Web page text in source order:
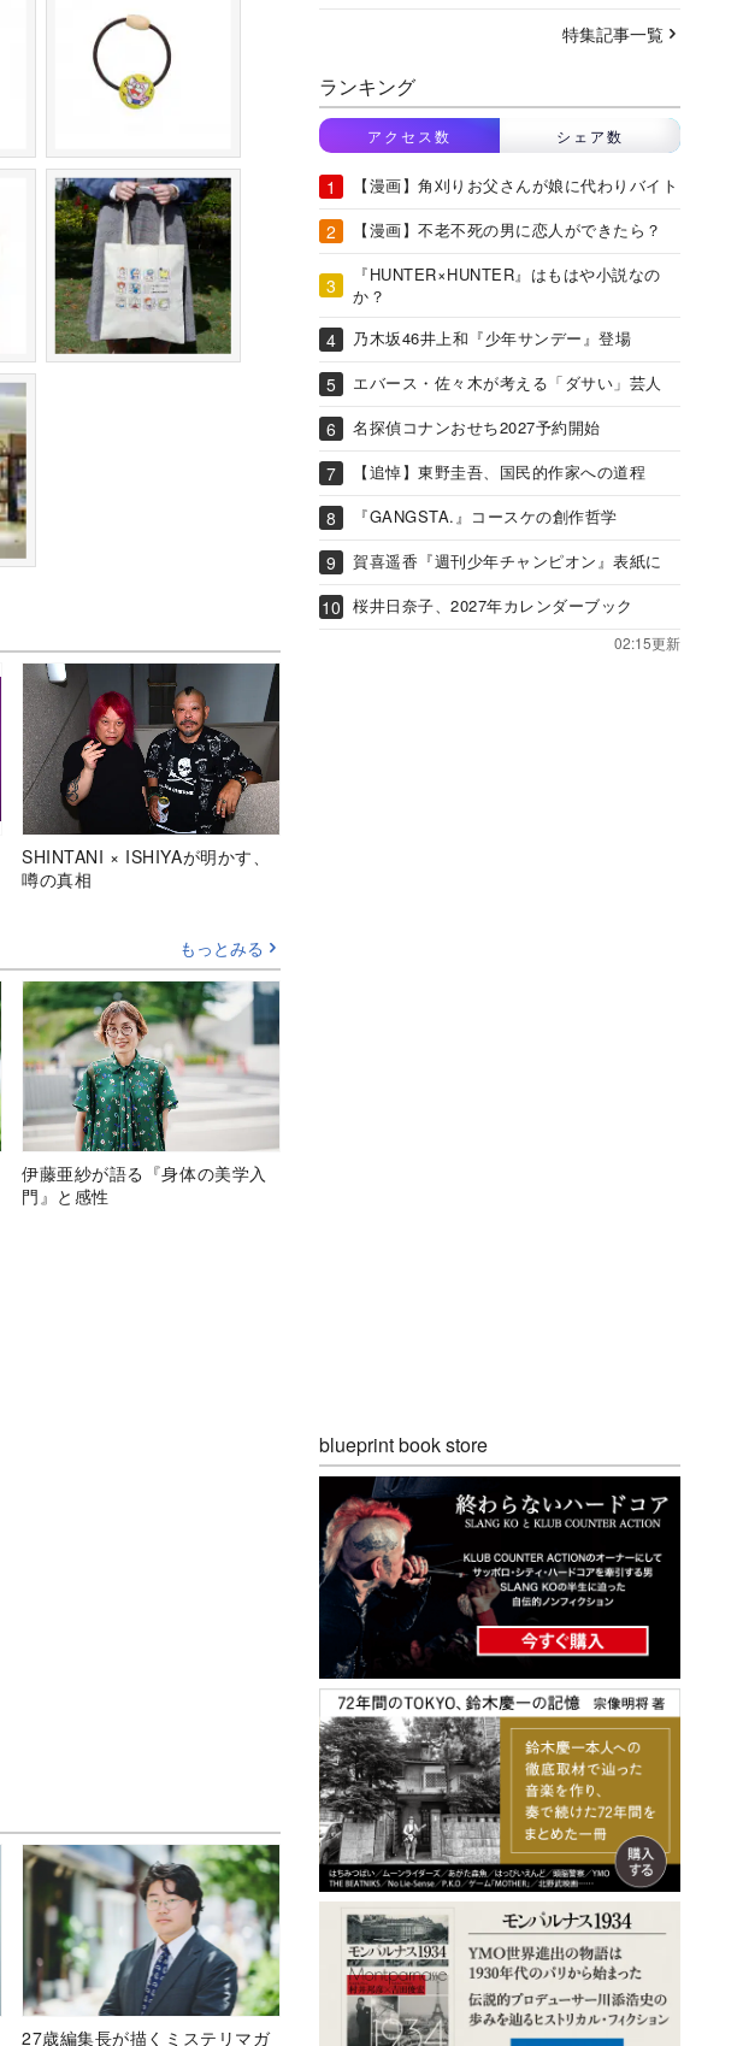
SHINTANI × ISHIYAが明かす、
噂の真相
もっとみる
伊藤亜紗が語る『身体の美学入
門』と感性
27歳編集長が描くミステリマガ
特集記事一覧
ランキング
アクセス数 シェア数
【漫画】角刈りお父さんが娘に代わりバイト
【漫画】不老不死の男に恋人ができたら？
『HUNTER×HUNTER』はもはや小説なの
か？
乃木坂46井上和『少年サンデー』登場
エバース・佐々木が考える「ダサい」芸人
名探偵コナンおせち2027予約開始
【追悼】東野圭吾、国民的作家への道程
『GANGSTA.』コースケの創作哲学
賀喜遥香『週刊少年チャンピオン』表紙に
桜井日奈子、2027年カレンダーブック
02:15更新
blueprint book store